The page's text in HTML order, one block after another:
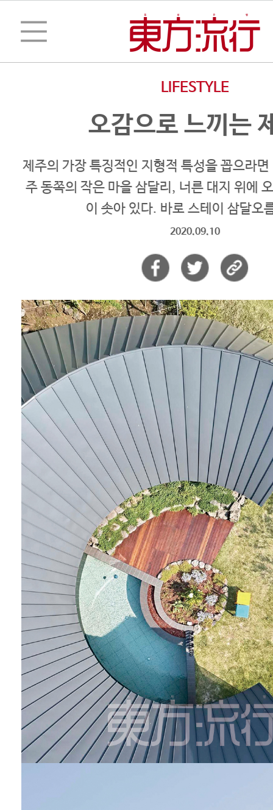
LIFESTYLE
오감으로 느끼는
제주의 가장 특징적인 지형적 특성을 꼽으라
주 동쪽의 작은 마을 삼달리, 너른 대지 위에
이 솟아 있다. 바로 스테이 삼달오
2020.09.10